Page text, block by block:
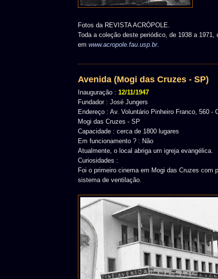
Fotos da REVISTA ACRÓPOLE.
Toda a coleção deste periódico, de 1938 a 1971,
em www.acropole.fau.usp.br.
Avenida (Mogi das Cruzes - SP)
Inauguração : 12/11/1947
Fundador : José Jungers
Endereço : Av. Voluntário Pinheiro Franco, 560 -
Mogi das Cruzes - SP
Capacidade : cerca de 1800 lugares
Em funcionamento ? : Não
Atualmente, o local abriga um igreja evangélica.
Curiosidades :
Foi o primeiro cinema em Mogi das Cruzes com
sistema de ventilação.